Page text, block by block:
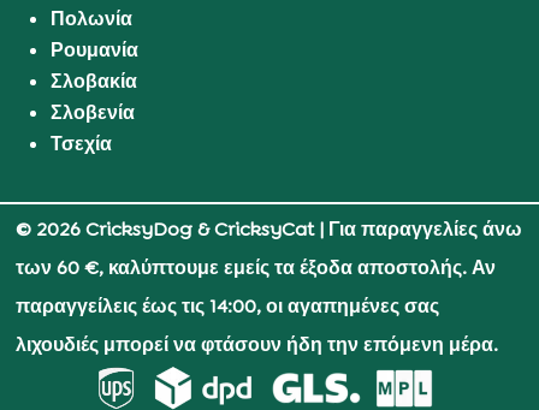
Πολωνία
Ρουμανία
Σλοβακία
Σλοβενία
Τσεχία
© 2026 CricksyDog & CricksyCat| Για παραγγελίες άνω
των 60 €, καλύπτουμε εμείς τα έξοδα αποστολής. Αν
παραγγείλεις έως τις 14:00, οι αγαπημένες σας
λιχουδιές μπορεί να φτάσουν ήδη την επόμενη μέρα.